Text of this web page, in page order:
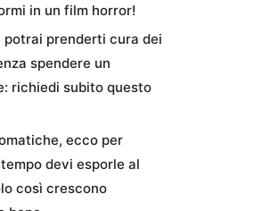
in un film horror!
potrai prenderti cura dei
spendere un
richiedi subito questo
ecco per
devi esporle al
così crescono